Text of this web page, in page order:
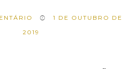
1 DE OUTUBRO DE
2019